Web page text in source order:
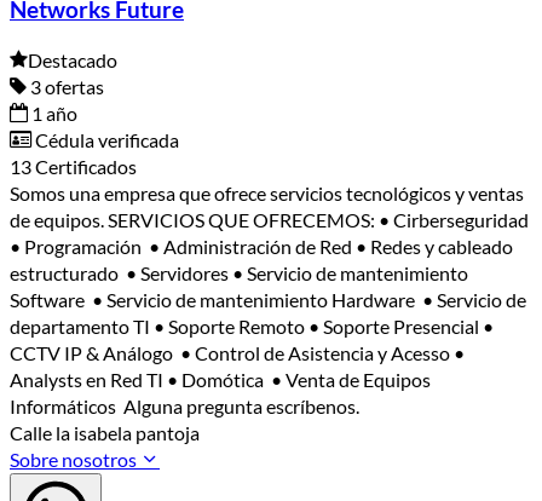
Networks Future
Destacado
3 ofertas
1 año
Cédula verificada
13 Certificados
Somos una empresa que ofrece servicios tecnológicos y ventas
de equipos. SERVICIOS QUE OFRECEMOS: • Cirberseguridad
• Programación • Administración de Red • Redes y cableado
estructurado • Servidores • Servicio de mantenimiento
Software • Servicio de mantenimiento Hardware • Servicio de
departamento TI • Soporte Remoto • Soporte Presencial •
CCTV IP & Análogo • Control de Asistencia y Acesso •
Analysts en Red TI • Domótica • Venta de Equipos
Informáticos Alguna pregunta escríbenos.
Calle la isabela pantoja
Sobre nosotros